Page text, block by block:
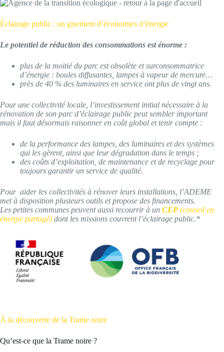
Éclairage public : un gisement d’économies d’énergie
Le potentiel de réduction des consommations est énorme :
plus de la moitié du parc est obsolète et surconsommatrice
d’énergie : boules diffusantes, lampes à vapeur de mercure…
près de 40 % des luminaires en service ont plus de vingt ans.
Pour une collectivité locale, l’investissement initial nécessaire à la
rénovation de son parc d’éclairage public peut sembler important
mais il faut désormais raisonner en coût global et tenir compte :
de la performance des lampes, des luminaires et des systèmes
qui les gèrent, ainsi que leur dégradation dans le temps ;
des coûts d’exploitation, de maintenance et de recyclage pour
toujours garantir un service de qualité.
Pour aider les collectivités à rénover leurs installations, l’ADEME
met à disposition plusieurs outils et propose des financements.
Les petites communes peuvent aussi recourrir à un CEP (conseil en
énergie partagé) dont les missions couvrent l’éclairage public.*
À la découverte de la Trame noire
Qu’est-ce que la Trame noire ?